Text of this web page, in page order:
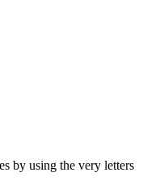
by using the very letters